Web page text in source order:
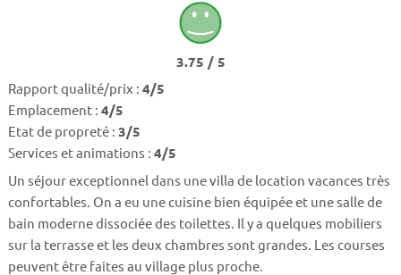
3.75 / 5
Rapport qualité/prix : 4/5
Emplacement : 4/5
Etat de propreté : 3/5
Services et animations : 4/5
Un séjour exceptionnel dans une villa de location vacances très
confortables. On a eu une cuisine bien équipée et une salle de
bain moderne dissociée des toilettes. Il y a quelques mobiliers
sur la terrasse et les deux chambres sont grandes. Les courses
peuvent être faites au village plus proche.